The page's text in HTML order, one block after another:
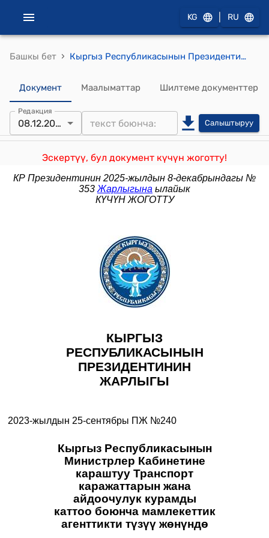
KG RU
Башкы бет › Кыргыз Республикасынын Президентинин 2023-жылдын 25-сентябрындагы ПЖ №240 "Кыргыз Республикасынын Министрлер Кабинетине караштуу Транспорт каражаттарын жана айдоочулук курамды каттоо боюнча мамлекеттик агенттикти түзүү жөнүндө" жарлыгы
Документ Маалыматтар Шилтеме документтер
Редакция
08.12.2025 Салыштыруу
Эскертүү, бул документ күчүн жоготту!